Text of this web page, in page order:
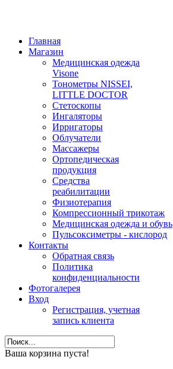
Главная
Магазин
Медицинская одежда
Visone
Тонометры NISSEI,
LITTLE DOCTOR
Cтетоскопы
Ингаляторы
Ирригаторы
Облучатели
Массажеры
Ортопедическая
продукция
Средства
реабилитации
Физиотерапия
Компрессионный трикотаж
Медицинская одежда и обувь
Пульсоксиметры - кислород
Контакты
Обратная связь
Политика
конфиденциальности
Фотогалерея
Вход
Регистрация, учетная
запись клиента
Ваша корзина пуста!